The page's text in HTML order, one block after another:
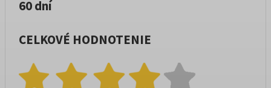
60 dní
CELKOVÉ HODNOTENIE